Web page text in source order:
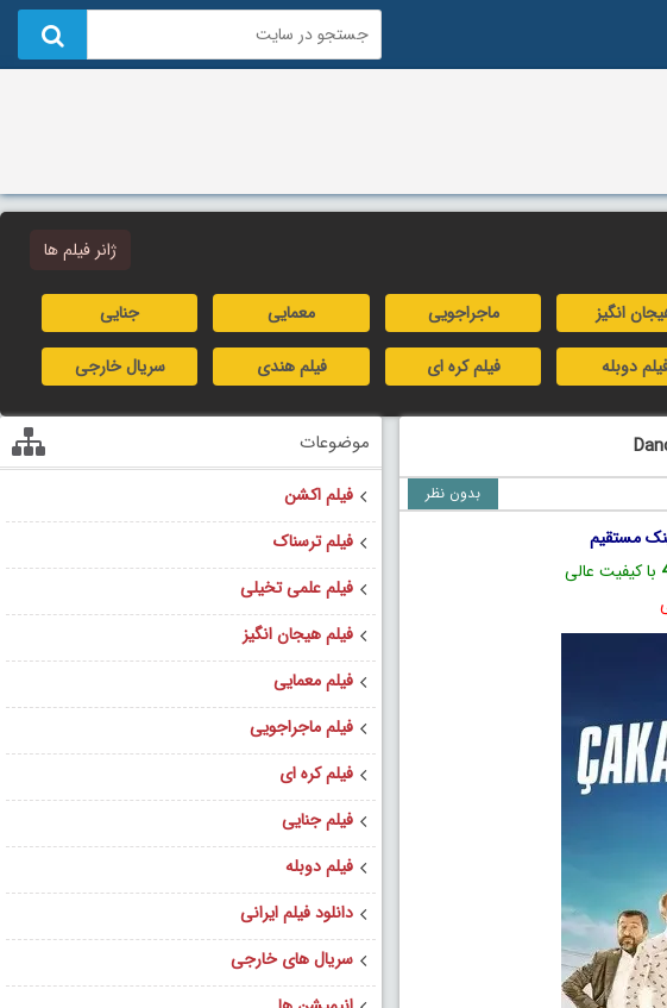
ژانر فیلم ها
انگیز ماجراجویی معمایی جنایی
دوبله فیلم کره ای فیلم هندی سریال خارجی
بدون نظر
با کیفیت عالی
موضوعات
فیلم اکشن
فیلم ترسناک
فیلم علمی تخیلی
فیلم هیجان انگیز
فیلم معمایی
فیلم ماجراجویی
فیلم کره ای
فیلم جنایی
فیلم دوبله
دانلود فیلم ایرانی
سریال های خارجی